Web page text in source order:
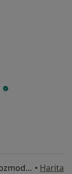
Şehit Osman Avcı Mah. 1404 Cad. Kozmodern Blok No: 5B İç Kapı No: 88, Ankara • Harita